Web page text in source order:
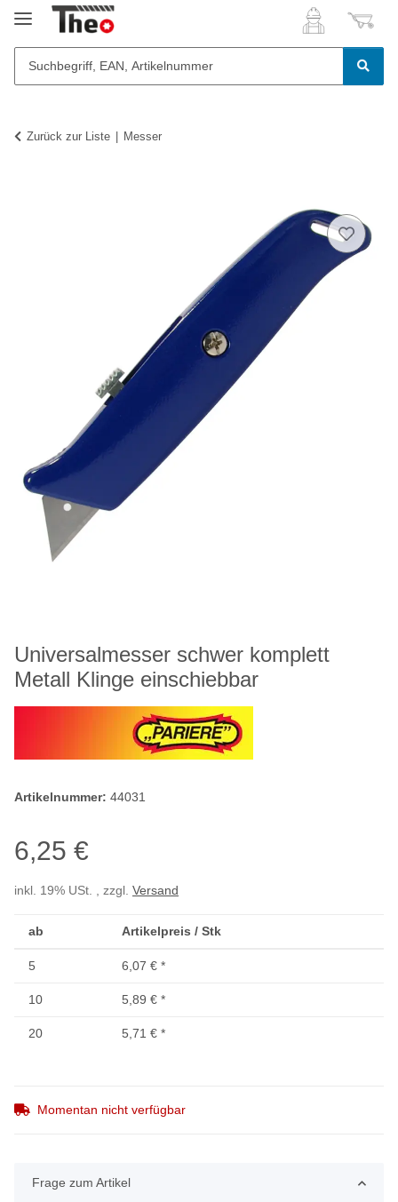
Zurück zur Liste Messer
Universalmesser schwer komplett
Metall Klinge einschiebbar
Artikelnummer: 44031
6,25 €
inkl. 19% USt. , zzgl. Versand
ab Artikelpreis / Stk
5 6,07 € *
10 5,89 € *
20 5,71 € *
Momentan nicht verfügbar
Frage zum Artikel